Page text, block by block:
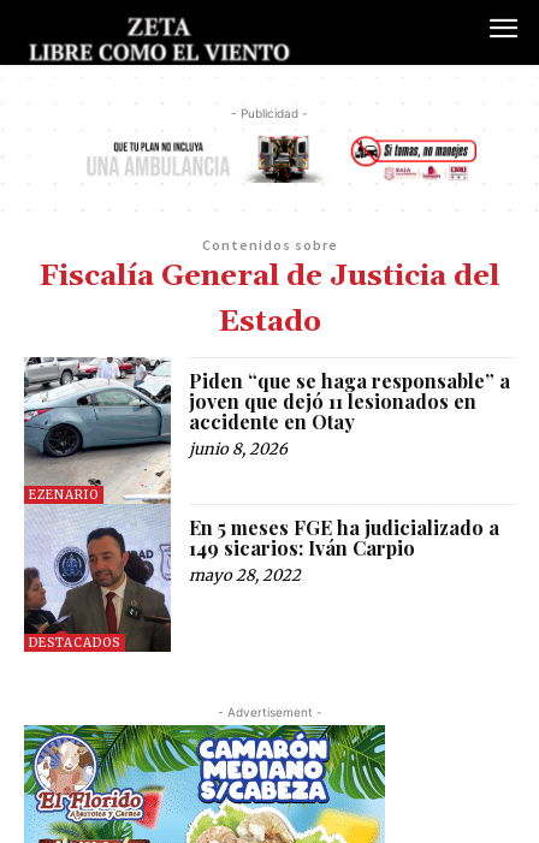
- Publicidad -
Contenidos sobre
Fiscalía General de Justicia del
Estado
EZENARIO
Piden “que se haga responsable” a
joven que dejó 11 lesionados en
accidente en Otay
junio 8, 2026
DESTACADOS
En 5 meses FGE ha judicializado a
149 sicarios: Iván Carpio
mayo 28, 2022
- Advertisement -